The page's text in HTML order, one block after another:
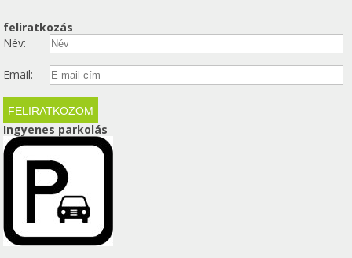
feliratkozás
Név:
Email:
Ingyenes parkolás